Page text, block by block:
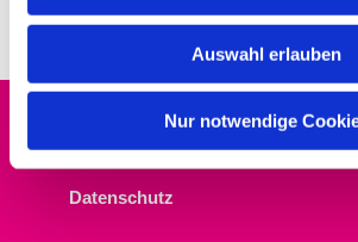
Auswahl erlauben
Nur notwendige
Datenschutz